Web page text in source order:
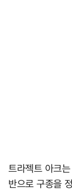
트라젝트 아크
반으로 구종을